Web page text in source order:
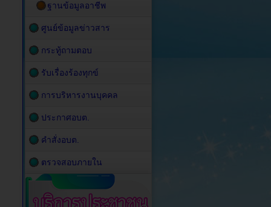
ฐานข้อมูลอาชีพ
ศูนย์ข้อมูลข่าวสาร
กระทู้ถามตอบ
รับเรื่องร้องทุกข์
การบริหารงานบุคคล
ประกาศอบต.
คำสั่งอบต.
ตรวจสอบภายใน